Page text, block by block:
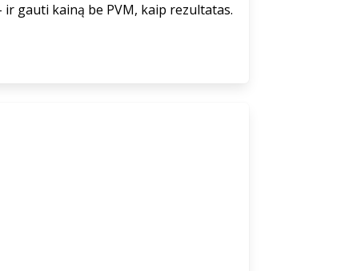
ir gauti kainą be PVM, kaip rezultatas.